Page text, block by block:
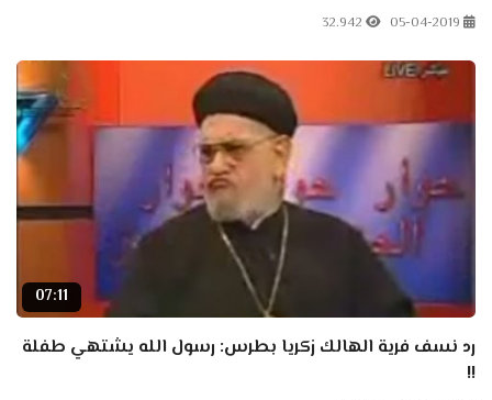
05-04-2019
32.942
07:11
رد نسف فرية الهالك زكريا بطرس: رسول الله يشتهي طفلة
!!